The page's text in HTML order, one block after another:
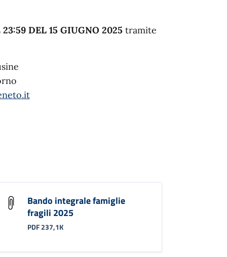
DEL 15 GIUGNO 2025 tramite
Bando integrale famiglie
fragili 2025
PDF 237,1K